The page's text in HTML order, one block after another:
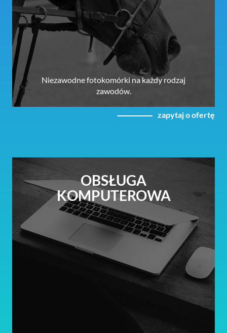
Niezawodne fotokomórki na każdy rodzaj
zawodów.
zapytaj o ofertę
OBSŁUGA
KOMPUTEROWA